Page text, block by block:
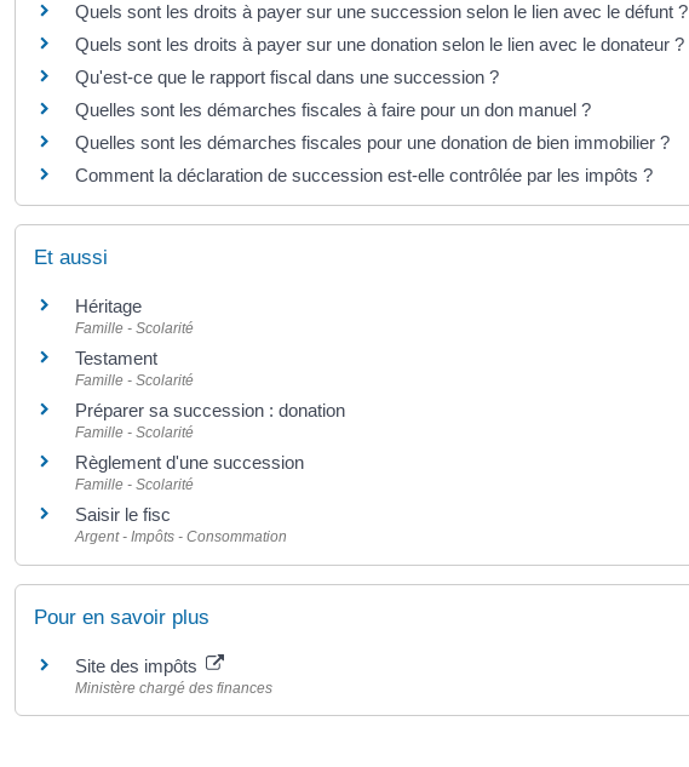
Quels sont les droits à payer sur une succession selon le lien avec le défunt ?
Quels sont les droits à payer sur une donation selon le lien avec le donateur ?
Qu'est-ce que le rapport fiscal dans une succession ?
Quelles sont les démarches fiscales à faire pour un don manuel ?
Quelles sont les démarches fiscales pour une donation de bien immobilier ?
Comment la déclaration de succession est-elle contrôlée par les impôts ?
Et aussi
Héritage
Famille - Scolarité
Testament
Famille - Scolarité
Préparer sa succession : donation
Famille - Scolarité
Règlement d'une succession
Famille - Scolarité
Saisir le fisc
Argent - Impôts - Consommation
Pour en savoir plus
Site des impôts
Ministère chargé des finances